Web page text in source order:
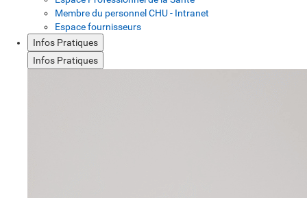
Membre du personnel CHU - Intranet
Espace fournisseurs
Infos Pratiques
Infos Pratiques